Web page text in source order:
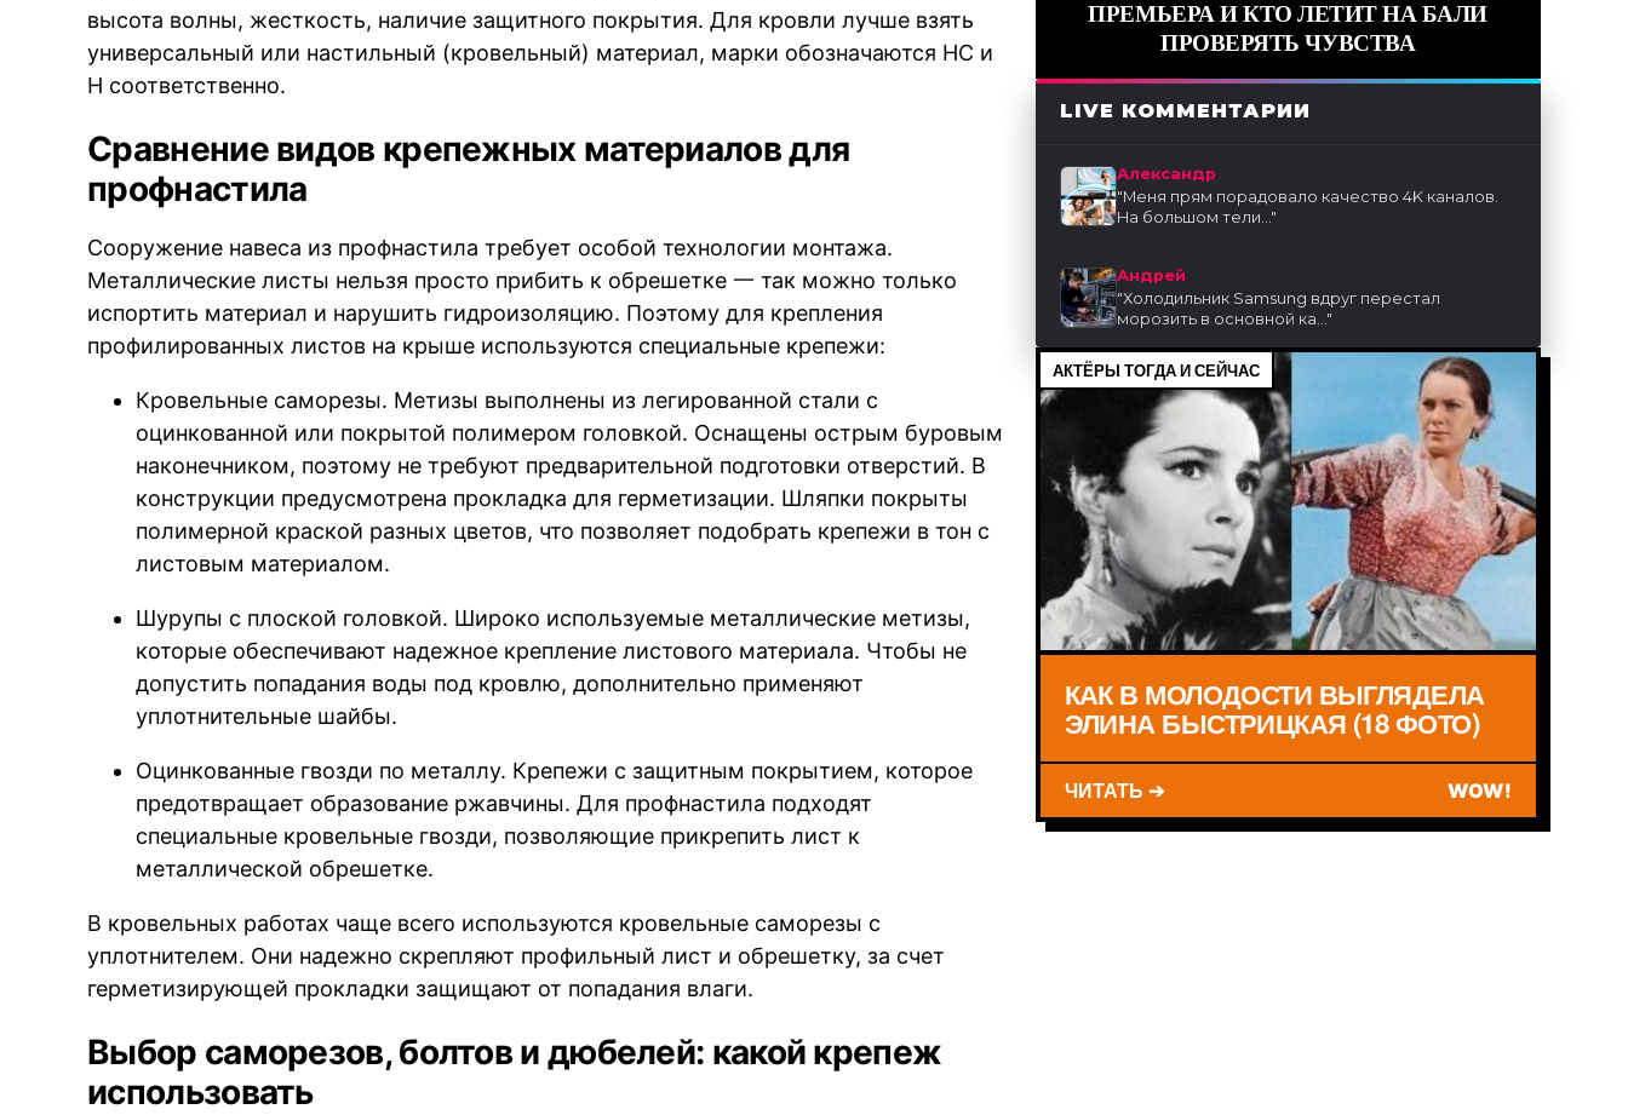
высота волны, жесткость, наличие защитного покрытия. Для кровли лучше взять
универсальный или настильный (кровельный) материал, марки обозначаются НС и
Н соответственно.
Сравнение видов крепежных материалов для
профнастила
Сооружение навеса из профнастила требует особой технологии монтажа.
Металлические листы нельзя просто прибить к обрешетке 一 так можно только
испортить материал и нарушить гидроизоляцию. Поэтому для крепления
профилированных листов на крыше используются специальные крепежи:
Кровельные саморезы. Метизы выполнены из легированной стали с
оцинкованной или покрытой полимером головкой. Оснащены острым буровым
наконечником, поэтому не требуют предварительной подготовки отверстий. В
конструкции предусмотрена прокладка для герметизации. Шляпки покрыты
полимерной краской разных цветов, что позволяет подобрать крепежи в тон с
листовым материалом.
Шурупы с плоской головкой. Широко используемые металлические метизы,
которые обеспечивают надежное крепление листового материала. Чтобы не
допустить попадания воды под кровлю, дополнительно применяют
уплотнительные шайбы.
Оцинкованные гвозди по металлу. Крепежи с защитным покрытием, которое
предотвращает образование ржавчины. Для профнастила подходят
специальные кровельные гвозди, позволяющие прикрепить лист к
металлической обрешетке.
В кровельных работах чаще всего используются кровельные саморезы с
уплотнителем. Они надежно скрепляют профильный лист и обрешетку, за счет
герметизирующей прокладки защищают от попадания влаги.
Выбор саморезов, болтов и дюбелей: какой крепеж
использовать
ПРЕМЬЕРА И КТО ЛЕТИТ НА БАЛИ
ПРОВЕРЯТЬ ЧУВСТВА
LIVE КОММЕНТАРИИ
Александр
"Меня прям порадовало качество 4K каналов.
На большом тели..."
Андрей
"Холодильник Samsung вдруг перестал
морозить в основной ка..."
АКТЁРЫ ТОГДА И СЕЙЧАС
КАК В МОЛОДОСТИ ВЫГЛЯДЕЛА
ЭЛИНА БЫСТРИЦКАЯ (18 ФОТО)
ЧИТАТЬ ➔ WOW!